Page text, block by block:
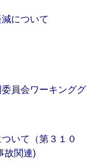
について
員会ワーキンググ
いて（第３１０
故関連)